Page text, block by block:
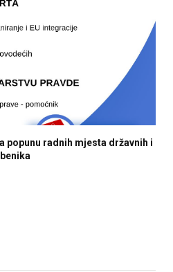
popunu radnih mjesta državnih i